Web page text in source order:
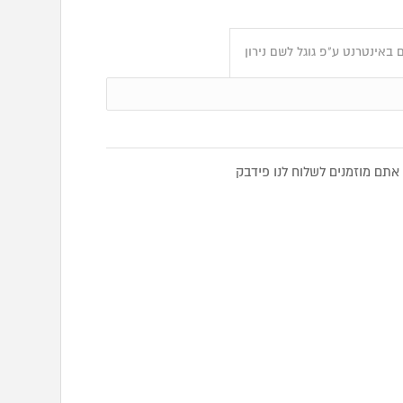
באינטרנט ע"פ גוגל לשם נירון
מוזמנים לשלוח לנו פידבק